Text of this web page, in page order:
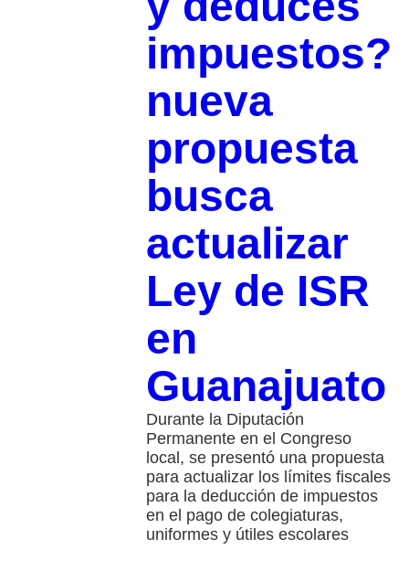
impuestos?
nueva
propuesta
busca
actualizar
Ley de ISR
en
Guanajuato
Durante la Diputación
Permanente en el Congreso
local, se presentó una propuesta
para actualizar los límites fiscales
para la deducción de impuestos
en el pago de colegiaturas,
uniformes y útiles escolares